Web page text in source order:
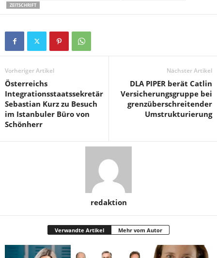
ZEITSCHRIFT
Vorheriger Artikel
Österreichs
Integrationsstaatssekretär
Sebastian Kurz zu Besuch
im Istanbuler Büro von
Schönherr
Nächster Artikel
DLA PIPER berät Catlin
Versicherungsgruppe bei
grenzüberschreitender
Umstrukturierung
redaktion
Verwandte Artikel Mehr vom Autor